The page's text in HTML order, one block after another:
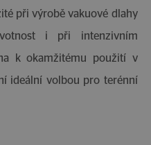
při výrobě vakuové dlahy
i při intenzivním
k okamžitému použití v
ideální volbou pro terénní